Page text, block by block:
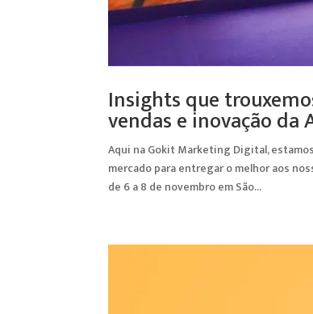
Insights que
vendas e inovação da
Aqui na Gokit Marketing Digital,
mercado para entregar o melhor aos
de 6 a 8 de novembro em São...